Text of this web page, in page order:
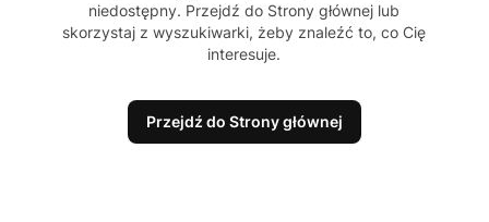
niedostępny. Przejdź do Strony głównej lub
skorzystaj z wyszukiwarki, żeby znaleźć to, co Cię
interesuje.
Przejdź do Strony głównej